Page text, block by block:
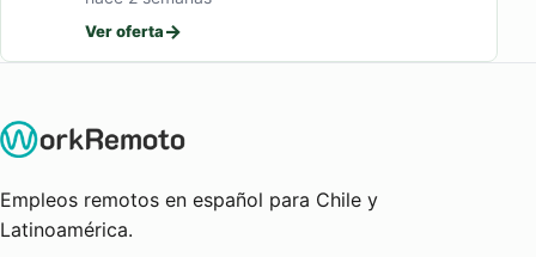
Ver oferta→
Empleos remotos en español para Chile y
Latinoamérica.